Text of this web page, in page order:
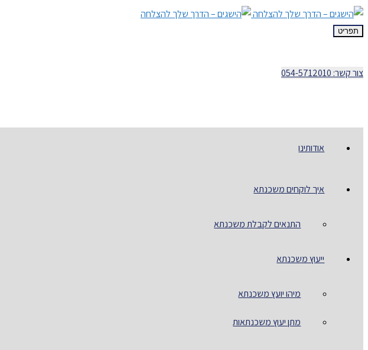
תפריט
צור קשר: 054-5712010
אודותינו
איך לוקחים משכנתא
התנאים לקבלת משכנתא
ייעוץ משכנתא
מיהו יועץ משכנתא
מתן יעוץ משכנתאות